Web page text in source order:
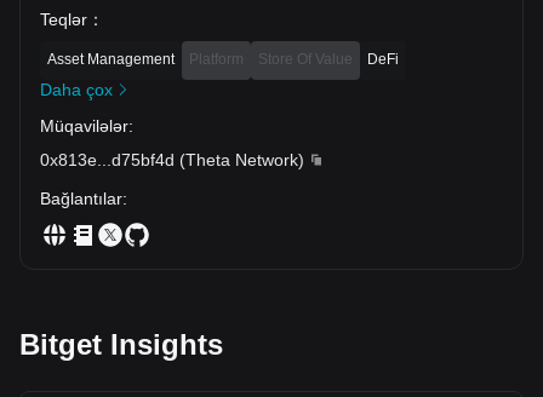
Teqlər ：
Asset Management Platform Store Of Value DeFi
Daha çox
Müqavilələr:
0x813e
d75bf4d (Theta Network)
Bağlantılar:
Bitget Insights